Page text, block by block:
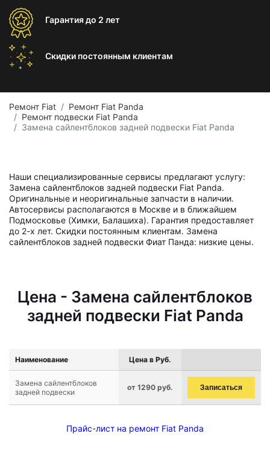
Гарантиядо 2 лет
Скидки постоянным клиентам
Ремонт Fiat
Ремонт Fiat Panda
Ремонт подвески Fiat Panda
Замена сайлентблоков задней подвески Fiat Panda
Наши специализированные сервисы предлагают услугу:
Замена сайлентблоков задней подвески Fiat Panda.
Оригинальные и неоригинальные запчасти в наличии.
Автосервисы располагаются в Москве и в ближайшем
Подмосковье (Химки, Балашиха). Гарантия предоставляет
до 2-х лет. Скидки постоянным клиентам. Замена
сайлентблоков задней подвески Фиат Панда: низкие цены.
Цена - Замена сайлентблоков
задней подвески Fiat Panda
Наименование Цена в Руб.
Замена сайлентблоков
задней подвески
от 1290 руб. Записаться
Прайс-лист на ремонт Fiat Panda